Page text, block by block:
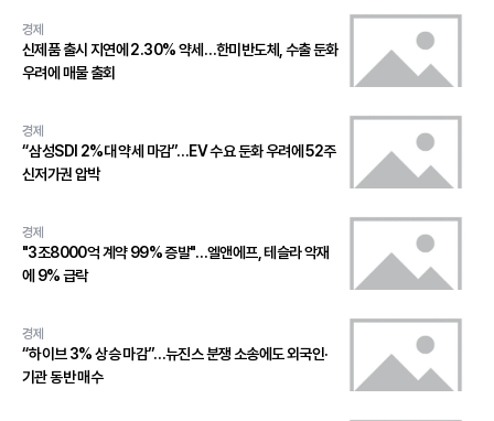
경제
신제품 출시 지연에 2.30% 약세…한미반도체, 수출 둔화
우려에 매물 출회
경제
“삼성SDI 2%대 약세 마감”…EV 수요 둔화 우려에 52주
신저가권 압박
경제
"3조8000억 계약 99% 증발"…엘앤에프, 테슬라 악재
에 9% 급락
경제
“하이브 3% 상승 마감”…뉴진스 분쟁 소송에도 외국인·
기관 동반 매수